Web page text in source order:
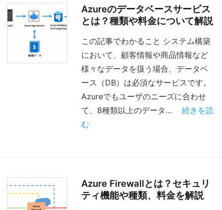
Azureのデータベースサービス
とは？種類や料金について解説
この記事でわかること システム構築
において、顧客情報や商品情報など
様々なデータを扱う場合、データベ
ース（DB）は必須なサービスです。
Azureでもユーザのニーズに合わせ
て、8種類以上のデータ…
続きを読
む
Azure Firewallとは？セキュリ
ティ機能や種類、料金を解説